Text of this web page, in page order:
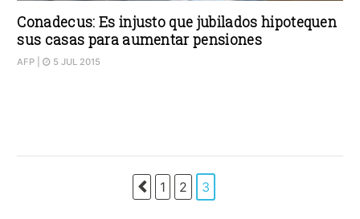
Conadecus: Es injusto que jubilados hipotequen
sus casas para aumentar pensiones
AFP | 5 JUL 2015
1 2 3